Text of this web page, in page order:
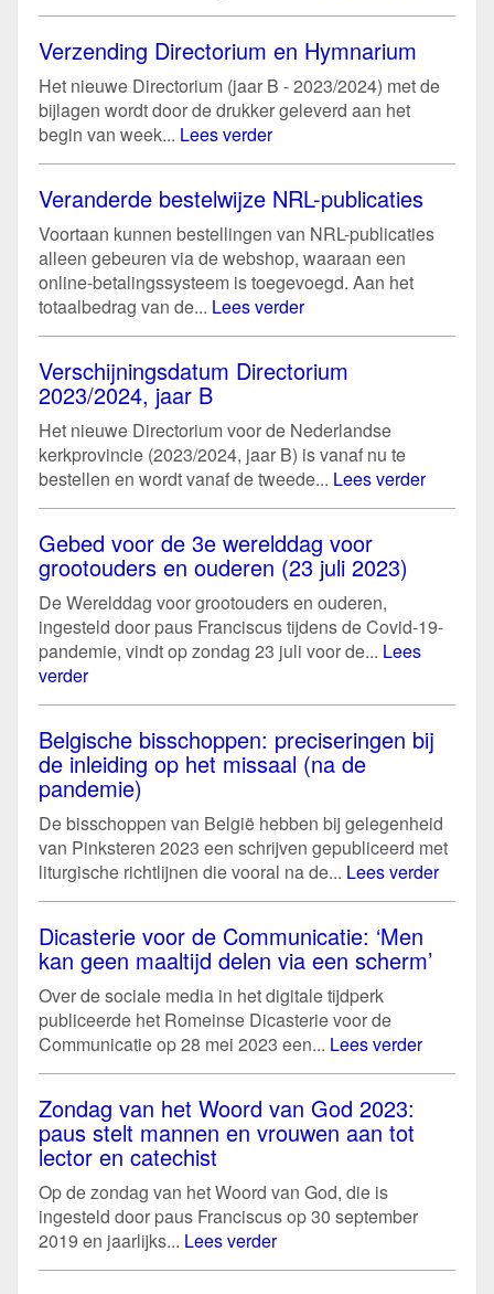
Verzending Directorium en Hymnarium
Het nieuwe Directorium (jaar B - 2023/2024) met de
bijlagen wordt door de drukker geleverd aan het
begin van week... Lees verder
Veranderde bestelwijze NRL-publicaties
Voortaan kunnen bestellingen van NRL-publicaties
alleen gebeuren via de webshop, waaraan een
online-betalingssysteem is toegevoegd. Aan het
totaalbedrag van de... Lees verder
Verschijningsdatum Directorium
2023/2024, jaar B
Het nieuwe Directorium voor de Nederlandse
kerkprovincie (2023/2024, jaar B) is vanaf nu te
bestellen en wordt vanaf de tweede... Lees verder
Gebed voor de 3e werelddag voor
grootouders en ouderen (23 juli 2023)
De Werelddag voor grootouders en ouderen,
ingesteld door paus Franciscus tijdens de Covid-19-
pandemie, vindt op zondag 23 juli voor de... Lees
verder
Belgische bisschoppen: preciseringen bij
de inleiding op het missaal (na de
pandemie)
De bisschoppen van België hebben bij gelegenheid
van Pinksteren 2023 een schrijven gepubliceerd met
liturgische richtlijnen die vooral na de... Lees verder
Dicasterie voor de Communicatie: ‘Men
kan geen maaltijd delen via een scherm’
Over de sociale media in het digitale tijdperk
publiceerde het Romeinse Dicasterie voor de
Communicatie op 28 mei 2023 een... Lees verder
Zondag van het Woord van God 2023:
paus stelt mannen en vrouwen aan tot
lector en catechist
Op de zondag van het Woord van God, die is
ingesteld door paus Franciscus op 30 september
2019 en jaarlijks... Lees verder